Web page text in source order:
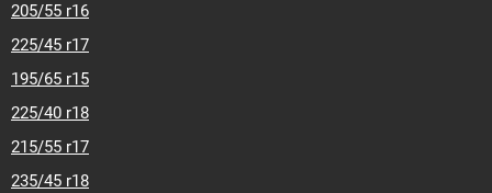
205/55 r16
225/45 r17
195/65 r15
225/40 r18
215/55 r17
235/45 r18